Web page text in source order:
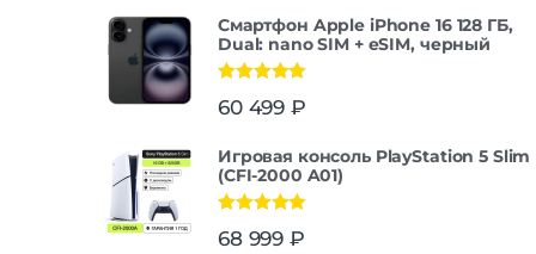
Смартфон Apple iPhone 16 128 ГБ,
Dual: nano SIM + eSIM, черный
из 5
60 499 ₽
Игровая консоль PlayStation 5 Slim
(CFI-2000 A01)
из 5
68 999 ₽